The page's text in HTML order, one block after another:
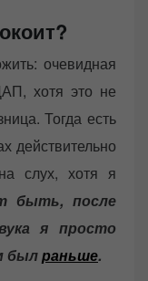
очевидная
хотя это не
Тогда есть
действительно
слух, хотя я
быть, после
я просто
былраньше.